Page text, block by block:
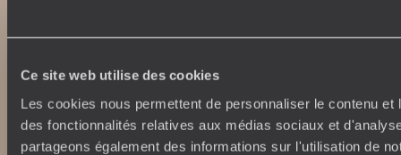
Ce site web utilise des cookies
Les cookies nous permettent de personnaliser le contenu et
des fonctionnalités relatives aux médias sociaux et
partageons également des informations sur l'utilisation de
Nos engagements
Idées voyages